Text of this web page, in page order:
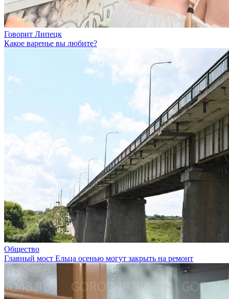
Говорит Липецк
Какое варенье вы любите?
Общество
Главный мост Ельца осенью могут закрыть на ремонт